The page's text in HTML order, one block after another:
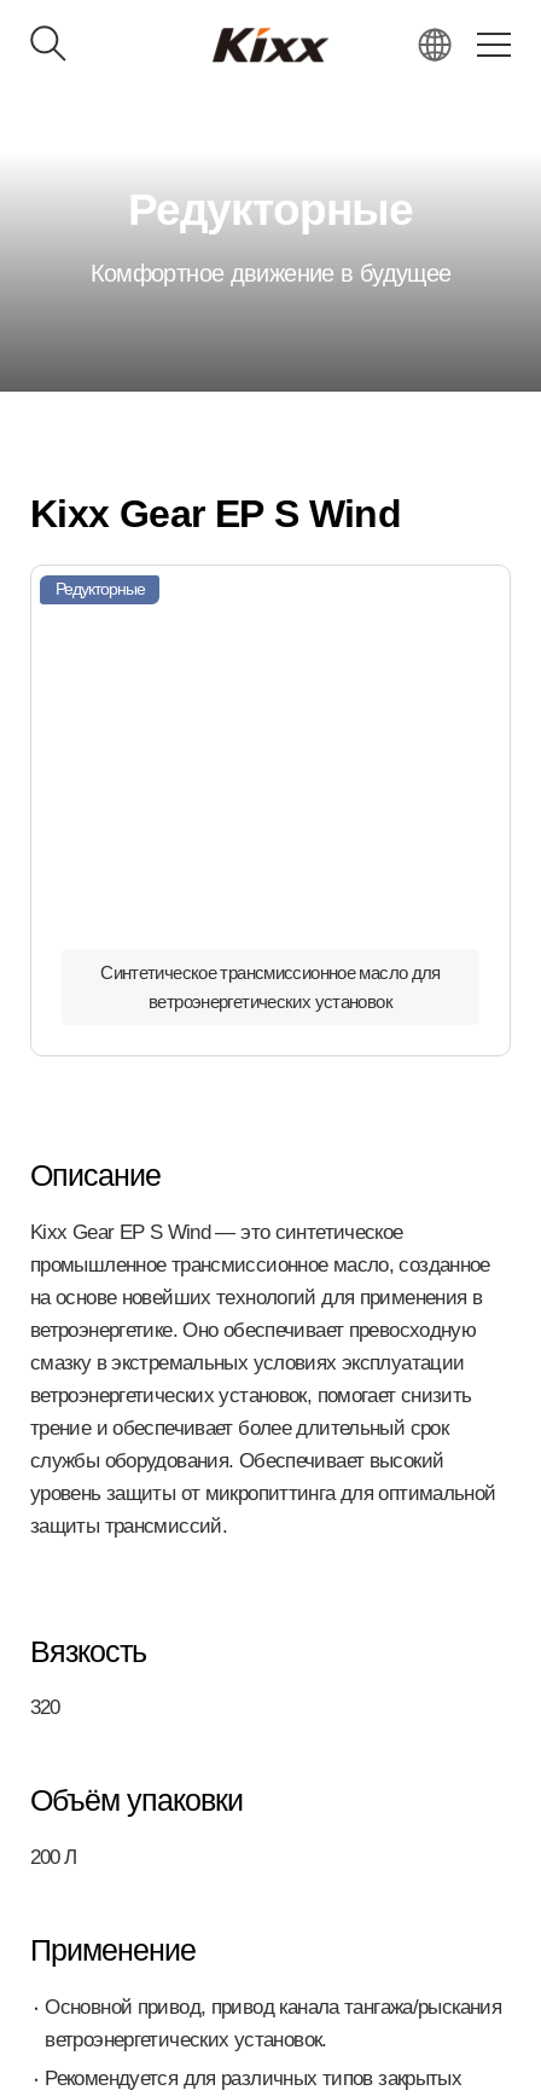
Редукторные
Комфортное движение в будущее
Kixx Gear EP S Wind
Редукторные
Синтетическое трансмиссионное масло для
ветроэнергетических установок
Описание
Kixx Gear EP S Wind — это синтетическое
промышленное трансмиссионное масло, созданное
на основе новейших технологий для применения в
ветроэнергетике. Оно обеспечивает превосходную
смазку в экстремальных условиях эксплуатации
ветроэнергетических установок, помогает снизить
трение и обеспечивает более длительный срок
службы оборудования. Обеспечивает высокий
уровень защиты от микропиттинга для оптимальной
защиты трансмиссий.
Вязкость
320
Объём упаковки
200 Л
Применение
Основной привод, привод канала тангажа/рыскания
ветроэнергетических установок.
Рекомендуется для различных типов закрытых